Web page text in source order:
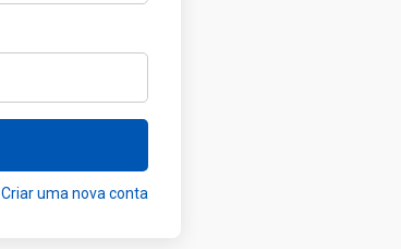
Criar uma nova conta